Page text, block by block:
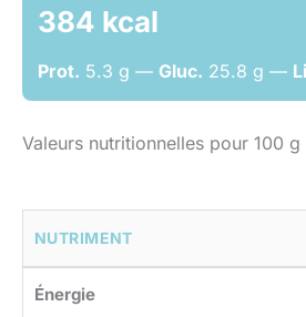
384 kcal
Prot. 5.3 g — Gluc. 25.8 g —
Valeurs nutritionnelles pour 100 g
NUTRIMENT
Énergie